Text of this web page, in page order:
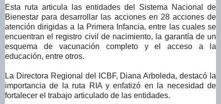
Esta ruta articula las entidades del Sistema Nacional de
Bienestar para desarrollar las acciones en 28 acciones de
atención dirigidas a la Primera Infancia, entre las cuales se
encuentran el registro civil de nacimiento, la garantía de un
esquema de vacunación completo y el acceso a la
educación, entre otros.
La Directora Regional del ICBF, Diana Arboleda, destacó la
importancia de la ruta RIA y enfatizó en la necesidad de
fortalecer el trabajo articulado de las entidades.